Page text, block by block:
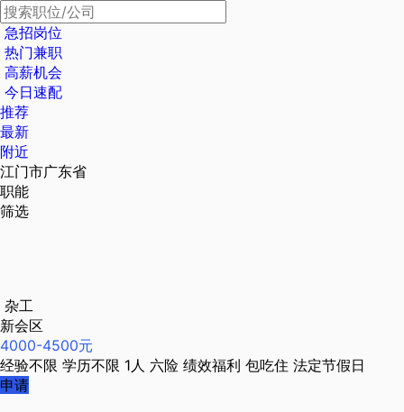
急招岗位
热门兼职
高薪机会
今日速配
推荐
最新
附近
江门市广东省
职能
筛选
杂工
新会区
4000-4500元
经验不限 学历不限 1人 六险 绩效福利 包吃住 法定节假日
申请